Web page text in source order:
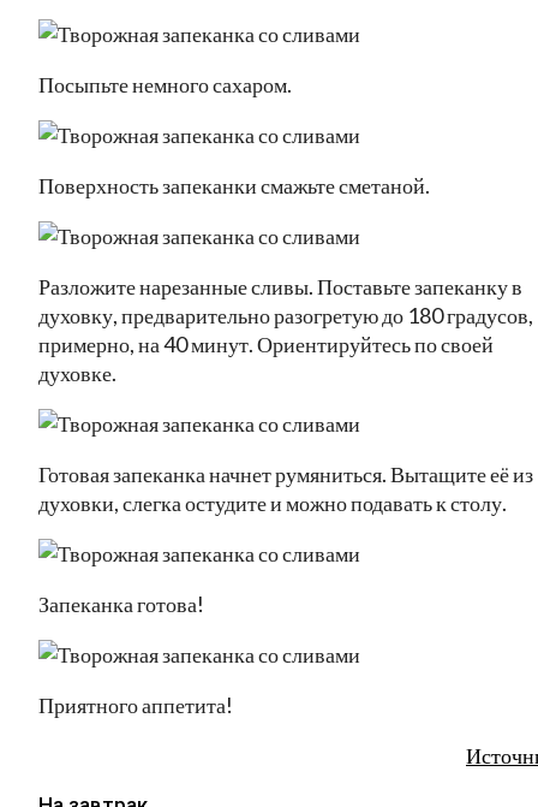
Посыпьте немного сахаром.
Поверхность запеканки смажьте сметаной.
Разложите нарезанные сливы. Поставьте запеканку в
духовку, предварительно разогретую до 180 градусов,
примерно, на 40 минут. Ориентируйтесь по своей
духовке.
Готовая запеканка начнет румяниться. Вытащите её из
духовки, слегка остудите и можно подавать к столу.
Запеканка готова!
Приятного аппетита!